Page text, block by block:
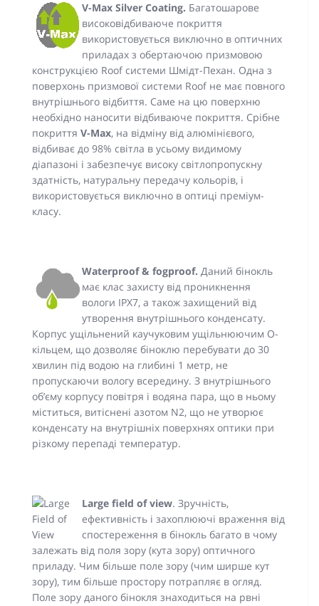
V-Max Silver Coating. Багатошарове
високовідбиваюче покриття
використовується виключно в оптичних
приладах з обертаючою призмовою
конструкцією Roof системи Шмідт-Пехан. Одна з
поверхонь призмової системи Roof не має повного
внутрішнього відбиття. Саме на цю поверхню
необхідно наносити відбиваюче покриття. Срібне
покриття V-Max, на відміну від алюмінієвого,
відбиває до 98% світла в усьому видимому
діапазоні і забезпечує високу світлопропускну
здатність, натуральну передачу кольорів, і
використовується виключно в оптиці преміум-
класу.
Waterproof & fogproof. Даний бінокль
має клас захисту від проникнення
вологи IPX7, а також захищений від
утворення внутрішнього конденсату.
Корпус ущільнений каучуковим ущільнюючим O-
кільцем, що дозволяє біноклю перебувати до 30
хвилин під водою на глибині 1 метр, не
пропускаючи вологу всередину. З внутрішнього
об’єму корпусу повітря і водяна пара, що в ньому
міститься, витіснені азотом N2, що не утворює
конденсату на внутрішніх поверхнях оптики при
різкому перепаді температур.
Large field of view. Зручність,
ефективність і захоплюючі враження від
спостереження в бінокль багато в чому
залежать від поля зору (кута зору) оптичного
приладу. Чим більше поле зору (чим ширше кут
зору), тим більше простору потрапляє в огляд.
Поле зору даного бінокля знаходиться на рвні